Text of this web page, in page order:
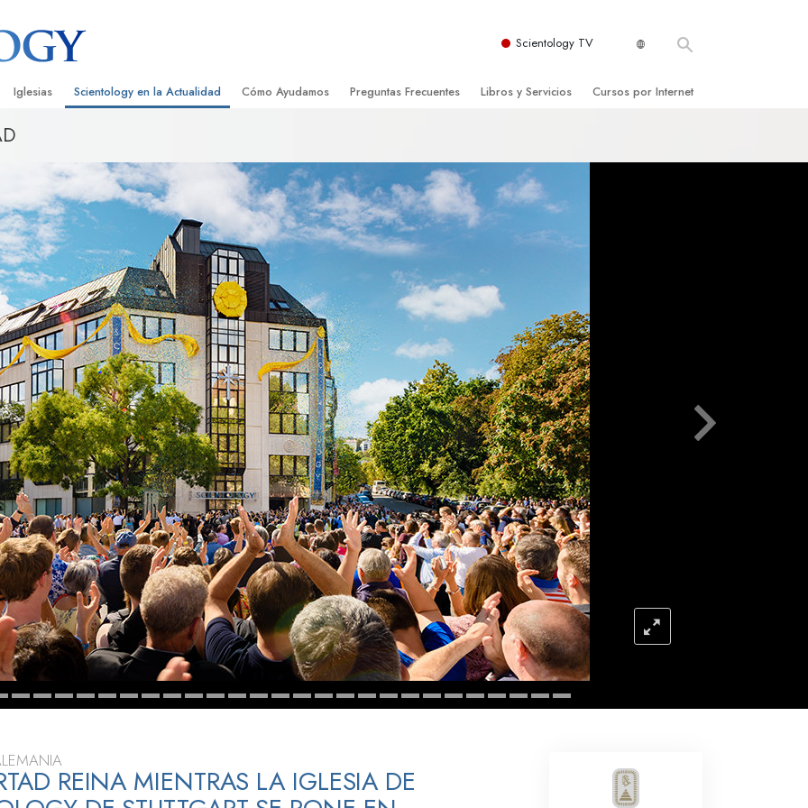
Scientology TV
acerca de
Scientology
Iglesias
Encontrar una Iglesia
Iglesias Ideales de Scientology
Organizaciones Avanzadas
Base en Tierra de Flag
Freewinds
Llevando Scientology al Mundo
Scientology en la Actualidad
Eventos de Scientology
David Miscavige: Líder Eclesiástico de
Scientology
Cómo Ayudamos
Applied Scholastics
Criminon
Narconon
La Verdad Sobre las Drogas
Unidos por los Derechos Humanos
Comisión de Ciudadanos por los
Derechos Humanos
Ministros Voluntarios de Scientology
Preguntas Frecuentes
Dentro de una Iglesia
La Organización de Scientology
Libros y Servicios
Audiolibros
Conferencias Introductorias
Películas Introductorias
Servicios Iniciales
Cursos por Internet
Las Dinámicas de la Existencia
Los Componentes de la Comprensión
Soluciones para un Entorno Peligroso
Ayudas para Enfermedades y Lesiones
La Integridad y la Honestidad
El Matrimonio
La Escala Tonal Emocional
Respuestas a las Drogas
Los Niños
Herramientas para el Entorno Laboral
La Ética y las
Condiciones
La Causa de la Supresión
Investigaciones
Los Fundamentos de la Organización
Los Fundamentos de las Relaciones
Públicas
La Tecnología de Estudio
REINA MIENTRAS LA IGLESIA DE